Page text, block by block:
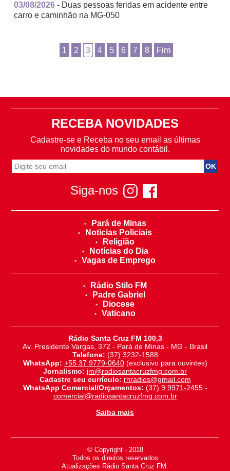
03/08/2026 - Duas pessoas feridas em acidente entre
carro e caminhão na MG-050
1 2 3 4 5 6 7 8 Fim
RECEBA NOVIDADES
Cadastre-se e Receba no seu email as últimas
novidades do mundo contábil.
Siga-nos
Pará de Minas
Noticias Policiais
Religião
Notícias do Dia
Vagas de Emprego
Rádio Stilo FM
Padre Gabriel
Diocese
Vaticano
Rádio Santa Cruz FM 100,3
Av. Presidente Vargas, 372 - Pará de Minas - MG - Brasil
Telefone: (37) 3232-1588
WhatsApp: +55 37 9779-0640(exclusivo para ouvintes)
Jornalismo: jm@radiosantacruzfmg.com.br
Cadastre seu currículo: rhradios@gmail.com
WhatsApp Comercial/Orçamentos: (37) 9 9971-2455-
comercial@radiosantacruzfmg.com.br
Saiba mais
© Copyright - 2018
-
Todos os direitos reservados
-
Atualizações Rádio Santa Cruz FM.